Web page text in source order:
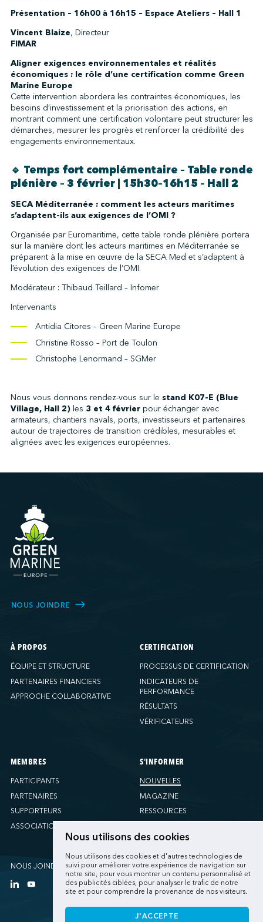
Nous utilisons des cookies
Nous utilisons des cookies et d'autres technologies de
suivi pour améliorer votre expérience de navigation sur
notre site, pour vous montrer un contenu personnalisé et
des publicités ciblées, pour analyser le trafic de notre
site et pour comprendre la provenance de nos visiteurs.
J'ACCEPTE
Présentation – 16h00 à 16h15 – Espace Ateliers – Hall 1
Vincent Blaize, Directeur
FIMAR
Aligner exigences environnementales et réalités
économiques : le rôle d’une certification comme Green
Marine Europe
Cette intervention abordera les contraintes économiques, les
besoins d’investissement et la priorisation des actions, en
montrant comment une certification volontaire peut structurer les
démarches, mesurer les progrès et renforcer la crédibilité des
engagements environnementaux.
🔹 Temps fort complémentaire – Table ronde
plénière – 3 février | 15h30–16h15 – Hall 2
SECA Méditerranée : comment les acteurs maritimes
s’adaptent-ils aux exigences de l’OMI ?
Organisée par Euromaritime, cette table ronde plénière portera
sur la manière dont les acteurs maritimes en Méditerranée se
préparent à la mise en œuvre de la SECA Med et s’adaptent à
l’évolution des exigences de l’OMI.
Modérateur : Thibaud Teillard – Infomer
Intervenants
Antidia Citores – Green Marine Europe
Christine Rosso – Port de Toulon
Christophe Lenormand – SGMer
Nous vous donnons rendez-vous sur le stand K07-E (Blue
Village, Hall 2)les 3 et 4 févrierpour échanger avec
armateurs, chantiers navals, ports, investisseurs et partenaires
autour de trajectoires de transition crédibles, mesurables et
alignées avec les exigences européennes.
NOUS JOINDRE
À PROPOS
ÉQUIPE ET STRUCTURE
PARTENAIRES FINANCIERS
APPROCHE COLLABORATIVE
CERTIFICATION
PROCESSUS DE CERTIFICATION
INDICATEURS DE
PERFORMANCE
RÉSULTATS
VÉRIFICATEURS
MEMBRES
PARTICIPANTS
PARTENAIRES
SUPPORTEURS
ASSOCIATIONS
S'INFORMER
NOUVELLES
MAGAZINE
RESSOURCES
NOUS JOINDRE